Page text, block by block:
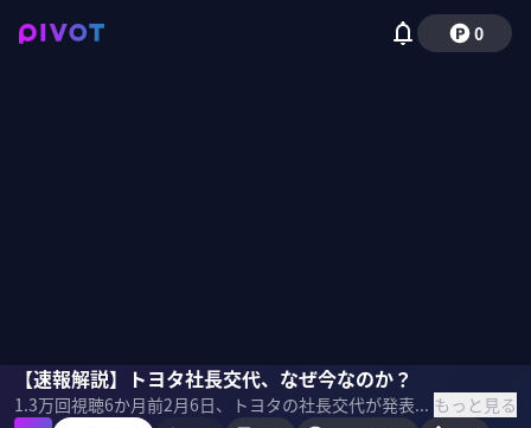
0
【速報解説】トヨタ社長交代、なぜ今なのか？
1.3万回視聴6か月前 2月6日、トヨタの社長交代が発表された。佐藤恒治社長はなぜ3年で退くのか？近健太・新社長はどんな人物なのか？今後のトヨタは何に重点的に取り組むのか？ジャーナリストの井上久男氏に速報解説してもらった。 ＜ゲスト＞ 井上久男｜ジャーナリスト NECを経て1992年朝日新聞社に中途入社。2024年独立。現在は主に企業経営や農業経営を取材し、講談社などの各種媒体で執筆するほか講演活動も行っている。『自動車会社が消える日』『日産VS.ゴーン支配と暗闘の20年』など著書多数。 ＜目次＞ もっと見る
井上久男佐々木紀彦